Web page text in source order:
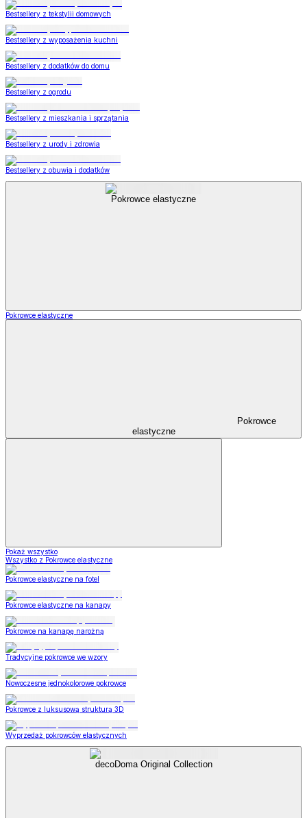
Bestsellery z tekstylii domowych
Bestsellery z wyposażenia kuchni
Bestsellery z dodatków do domu
Bestsellery z ogrodu
Bestsellery z mieszkania i sprzątania
Bestsellery z urody i zdrowia
Bestsellery z obuwia i dodatków
Pokrowce elastyczne
Pokrowce elastyczne
Pokrowce
elastyczne
Pokaż wszystko
Wszystko z Pokrowce elastyczne
Pokrowce elastyczne na fotel
Pokrowce elastyczne na kanapy
Pokrowce na kanapę narożną
Tradycyjne pokrowce we wzory
Nowoczesne jednokolorowe pokrowce
Pokrowce z luksusową strukturą 3D
Wyprzedaż pokrowców elastycznych
decoDoma Original Collection